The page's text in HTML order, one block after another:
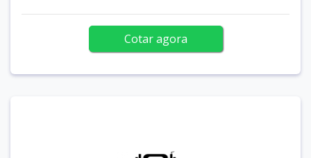
Cotar agora